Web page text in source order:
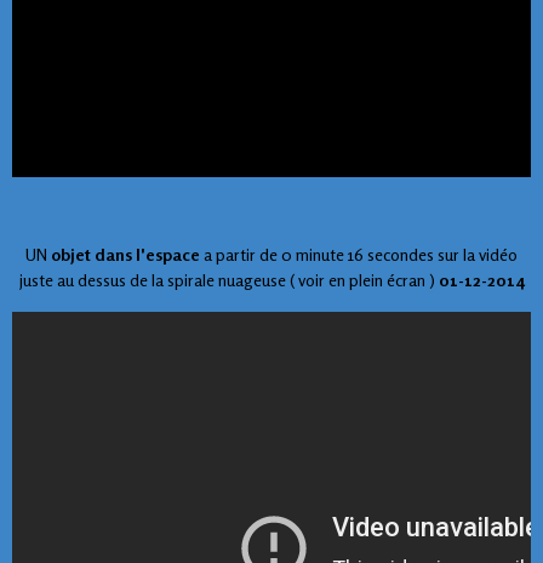
UN objet dans l'espace a partir de 0 minute 16 secondes sur la vidéo
juste au dessus de la spirale nuageuse ( voir en plein écran ) 01-12-2014